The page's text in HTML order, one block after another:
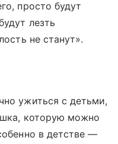
просто будут
лезть
не станут».
ужиться с детьми,
которую можно
в детстве —